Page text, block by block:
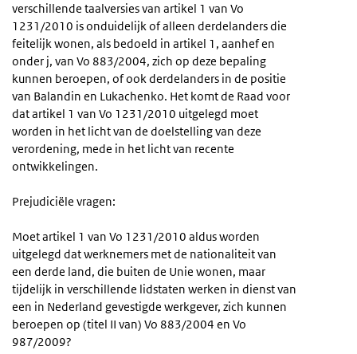
verschillende taalversies van artikel 1 van Vo
1231/2010 is onduidelijk of alleen derdelanders die
feitelijk wonen, als bedoeld in artikel 1, aanhef en
onder j, van Vo 883/2004, zich op deze bepaling
kunnen beroepen, of ook derdelanders in de positie
van Balandin en Lukachenko. Het komt de Raad voor
dat artikel 1 van Vo 1231/2010 uitgelegd moet
worden in het licht van de doelstelling van deze
verordening, mede in het licht van recente
ontwikkelingen.
Prejudiciële vragen:
Moet artikel 1 van Vo 1231/2010 aldus worden
uitgelegd dat werknemers met de nationaliteit van
een derde land, die buiten de Unie wonen, maar
tijdelijk in verschillende lidstaten werken in dienst van
een in Nederland gevestigde werkgever, zich kunnen
beroepen op (titel II van) Vo 883/2004 en Vo
987/2009?